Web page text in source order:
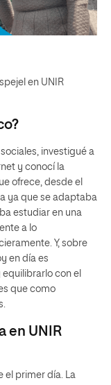
en UNIR
investigué a
y conocí la
ofrece, desde el
ya que se adaptaba
estudiar en una
a lo
Y, sobre
en día es
con el
que como
en UNIR
el primer día. La